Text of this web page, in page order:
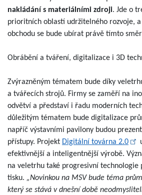
nakládání s materiálními zdroji. Jde o
prioritních oblastí udržitelného rozvoje,
obchodu se bude ubírat právě tímto
Obrábění a tváření, digitalizace i 3D
Zvýrazněným tématem bude díky
a tvářecích strojů. Firmy se zaměří na
odvětví a představí i řadu moderních
důležitým tématem bude digitalizace
napříč výstavními pavilony budou
přístupy. Projekt Digitální továrna 2.0
efektivnější a inteligentnější výrobě.
na veletrhu také progresivní technologie
tisku. „Novinkou na MSV bude téma
který se stává v dnešní době